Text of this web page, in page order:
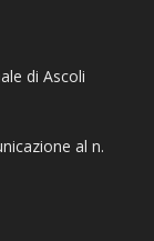
di Ascoli
al n.